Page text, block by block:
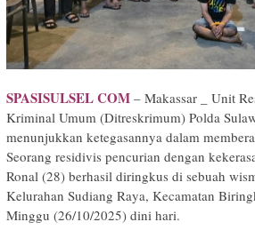
SPASISULSEL COM – Makassar _ Unit
Kriminal Umum (Ditreskrimum) Polda
menunjukkan ketegasannya dalam
Seorang residivis pencurian dengan
Ronal (28) berhasil diringkus di sebuah
Kelurahan Sudiang Raya, Kecamatan
Minggu (26/10/2025) dini hari.